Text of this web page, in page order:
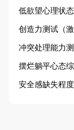
低欲望心理状态测
创造力测试（
冲突处理能力测
摆烂躺平心态综合测评
安全感缺失程度测评